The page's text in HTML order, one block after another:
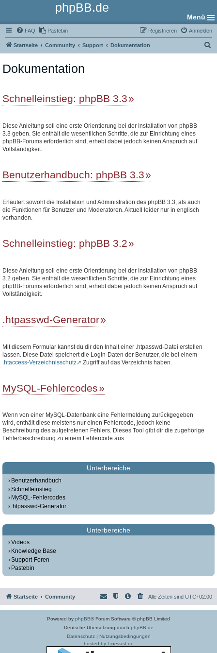
phpBB.de
Menü
FAQ Pastebin Anmelden
Registrieren
Startseite Community Support Dokumentation
Dokumentation
Schnelleinstieg: phpBB 3.3
Diese Anleitung soll eine erste Orientierung bei der Installation von phpBB
3.3 geben. Sie enthält die wesentlichen Schritte, die zur Einrichtung eines
phpBB-Forums erforderlich sind, erhebt dabei jedoch keinen Anspruch auf
Vollständigkeit.
Benutzerhandbuch: phpBB 3.3
Erläutert sowohl die Installation und Administration des phpBB 3.3, als auch
die Funktionen für Benutzer und Moderatoren. Aktuell leider nur in englisch
vorhanden.
Schnelleinstieg: phpBB 3.2
Diese Anleitung soll eine erste Orientierung bei der Installation von phpBB
3.2 geben. Sie enthält die wesentlichen Schritte, die zur Einrichtung eines
phpBB-Forums erforderlich sind, erhebt dabei jedoch keinen Anspruch auf
Vollständigkeit.
.htpasswd-Generator
Mit diesem Formular kannst du dir den Inhalt einer .htpasswd-Datei erstellen
lassen. Diese Datei speichert die Login-Daten der Benutzer, die bei einem
.htaccess-Verzeichnisschutz
Zugriff auf das Verzeichnis haben.
MySQL-Fehlercodes
Wenn von einer MySQL-Datenbank eine Fehlermeldung zurückgegeben
wird, enthält diese meistens nur einen Fehlercode, jedoch keine
Beschreibung des aufgetretenen Fehlers. Dieses Tool gibt dir die zugehörige
Fehlerbeschreibung zu einem Fehlercode aus.
Unterbereiche
Benutzerhandbuch
Schnelleinstieg
MySQL-Fehlercodes
.htpasswd-Generator
Unterbereiche
Videos
Knowledge Base
Support-Foren
Pastebin
Startseite Community Alle Zeiten sind UTC+02:00
Powered by phpBB® Forum Software © phpBB Limited
Deutsche Übersetzung durch phpBB.de
Datenschutz| Nutzungsbedingungen
hosted by Linevast.de